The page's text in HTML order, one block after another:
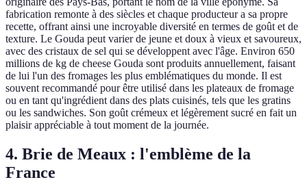
fabrication remonte à des siècles et chaque producteur a sa propre
recette, offrant ainsi une incroyable diversité en termes de goût et de
texture. Le Gouda peut varier de jeune et doux à vieux et savoureux,
avec des cristaux de sel qui se développent avec l'âge. Environ 650
millions de kg de cheese Gouda sont produits annuellement, faisant
de lui l'un des fromages les plus emblématiques du monde. Il est
souvent recommandé pour être utilisé dans les plateaux de fromage
ou en tant qu'ingrédient dans des plats cuisinés, tels que les gratins
ou les sandwiches. Son goût crémeux et légèrement sucré en fait un
plaisir appréciable à tout moment de la journée.
4. Brie de Meaux : l'emblème de la
France